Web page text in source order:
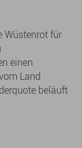
Wüstenrot für
einen
Land
beläuft